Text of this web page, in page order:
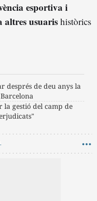
esportiva i
altres usuaris històrics
després de deu anys la
gestió del camp de